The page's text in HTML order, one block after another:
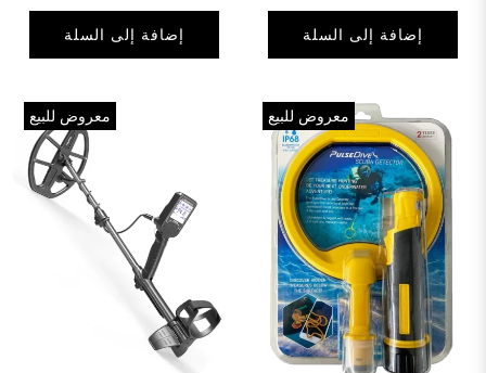
الأصلي
هو:
الحالي
إضافة إلى السلة
الأصلي
هو:
الحالي
إضافة إلى السلة
معروض للبيع معروض للبيع